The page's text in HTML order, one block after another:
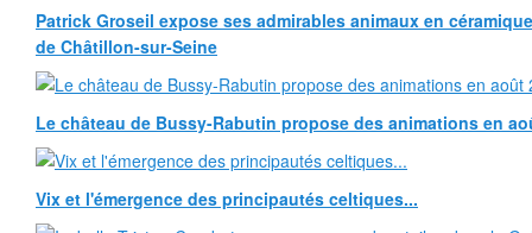
Patrick Groseil expose ses admirables animaux en
de Châtillon-sur-Seine
Le château de Bussy-Rabutin propose des animations en
Vix et l'émergence des principautés celtiques...